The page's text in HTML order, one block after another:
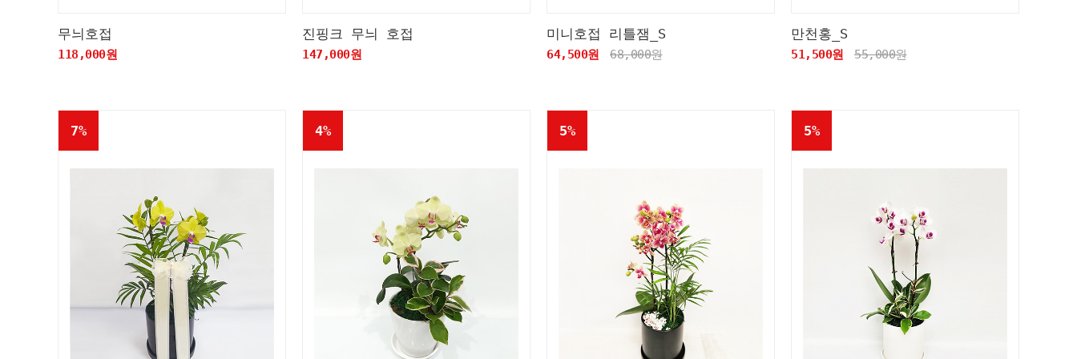
무늬호접
118,000원
진핑크 무늬 호접
147,000원
미니호접 리틀잼_S
64,500원 68,000원
만천홍_S
51,500원 55,000원
7% 4% 5% 5%